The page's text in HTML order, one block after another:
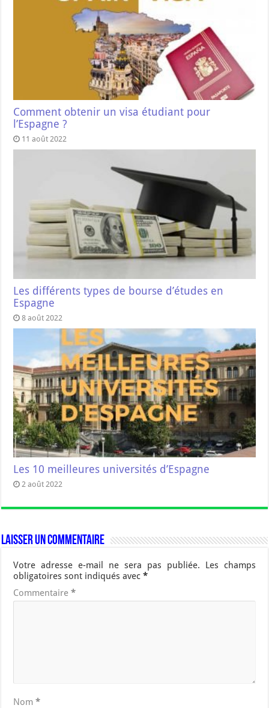
Comment obtenir un visa étudiant pour
l’Espagne ?
11 août 2022
Les différents types de bourse d’études en
Espagne
8 août 2022
Les 10 meilleures universités d’Espagne
2 août 2022
Laisser un commentaire
Votre adresse e-mail ne sera pas publiée.
Les champs
obligatoires sont indiqués avec*
Commentaire*
Nom*